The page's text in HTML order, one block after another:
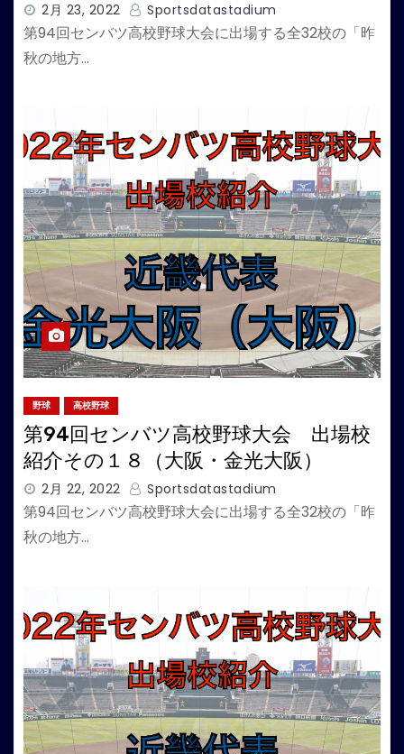
2月 23, 2022 Sportsdatastadium
第94回センバツ高校野球大会に出場する全32校の「昨
秋の地方…
野球 高校野球
第94回センバツ高校野球大会 出場校
紹介その１８（大阪・金光大阪）
2月 22, 2022 Sportsdatastadium
第94回センバツ高校野球大会に出場する全32校の「昨
秋の地方…